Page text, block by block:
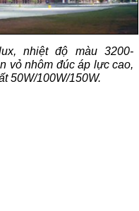
nhiệt độ màu 3200-
vỏ nhôm đúc áp lực cao,
50W/100W/150W.